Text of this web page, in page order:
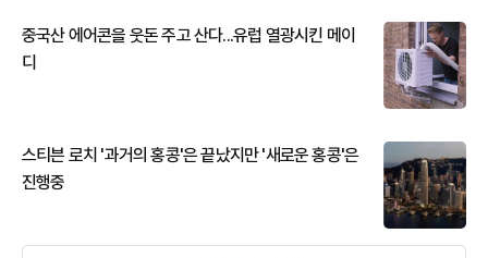
중국산 에어콘을 웃돈 주고 산다...유럽 열광시킨 메이
디
스티븐 로치 '과거의 홍콩'은 끝났지만 '새로운 홍콩'은
진행중